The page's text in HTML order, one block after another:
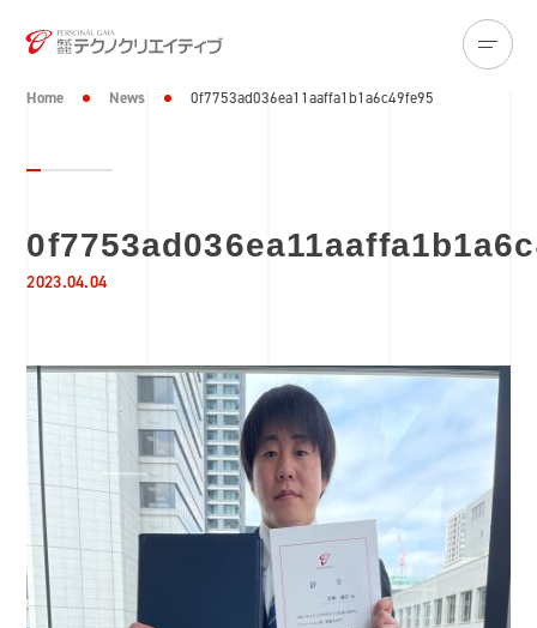
Home News 0f7753ad036ea11aaffa1b1a6c49fe95
2023.04.04